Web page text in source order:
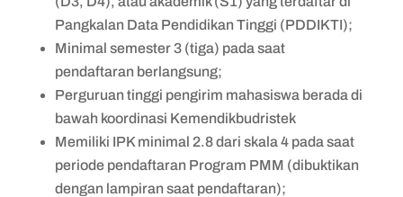
Pangkalan Data Pendidikan Tinggi (PDDIKTI);
Minimal semester 3 (tiga) pada saat
pendaftaran berlangsung;
Perguruan tinggi pengirim mahasiswa berada di
bawah koordinasi Kemendikbudristek
Memiliki IPK minimal 2.8 dari skala 4 pada saat
periode pendaftaran Program PMM (dibuktikan
dengan lampiran saat pendaftaran);